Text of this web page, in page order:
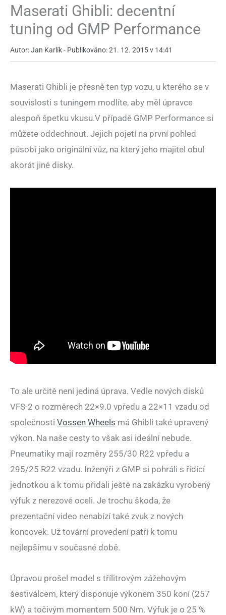
Maserati Ghibli: decentní
tuning od GMP Performance
Autor: Jan Karlík - Publikováno: 21. 12. 2015 v 14:41
Maserati Ghibli je přesně ten typ vozu, u kterého se v
souvislosti s tuningem modlíte, aby měl úpravce
alespoň špetku vkusu.V případě GMP Performance si
můžete oddechnout. Jejich pojetí na první pohled
působí jako originální vůz, na který jeho majitel obul
akorát jiné disky.
To ale určitě není jediná úprava. Vedle nových disků
VFS-2 o rozměrech 22×9.0 vpředu a 22×11 vzadu od
společnosti Vossen Wheels má Ghibli také upravený
výkon. Na naše cesty to však asi ideální nebude.
Pneumatiky mají rozměry 255/30 R22 vpředu a
295/25 R22 vzadu. Inženýři z GMP si pohráli s řídící
jednotkou a k tomu přidali ještě na zakázku vyrobený
výfuk z nerezové oceli. Je trochu škoda, že
prezentační video nenabízí také zvuk z nových
koncovek. Už tovární provedení patří k tomu
nejlepšímu v současné době.
Úpravou prošel model s třílitrovým zážehovým
šestiválcem, který disponuje výkonem 350 koní (257
kW) a točivým momentem 500 Nm. Výfuk je o 25 %